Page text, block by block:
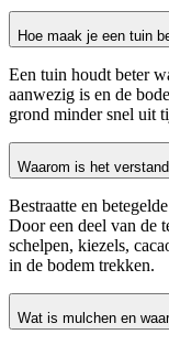
Hoe maak je een tuin
Een tuin houdt beter
aanwezig is en de
grond minder snel uit
Waarom is het
Bestraatte en
Door een deel van de
schelpen, kiezels,
in de bodem trekken.
Wat is mulchen en